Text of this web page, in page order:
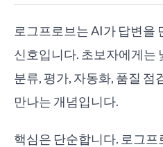
로그프로브는 AI가 답변을
신호입니다. 초보자에게는
분류, 평가, 자동화, 품질 점
만나는 개념입니다.
핵심은 단순합니다. 로그